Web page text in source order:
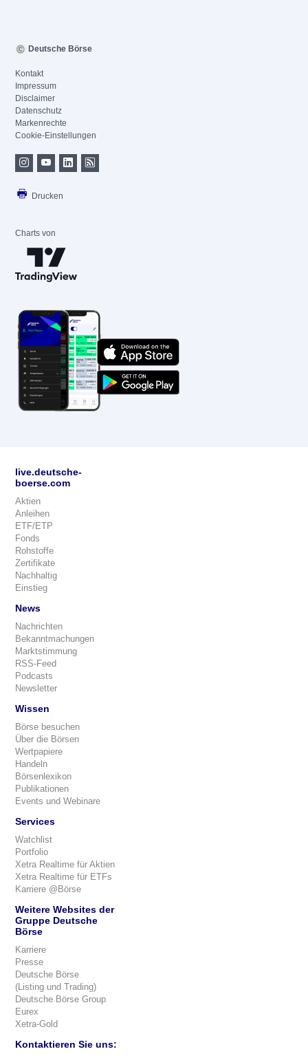
Deutsche Börse
Kontakt
Impressum
Disclaimer
Datenschutz
Markenrechte
Cookie-Einstellungen
Drucken
Charts von
live.deutsche-
boerse.com
Aktien
Anleihen
ETF/ETP
Fonds
Rohstoffe
Zertifikate
Nachhaltig
Einstieg
News
Nachrichten
Bekanntmachungen
Marktstimmung
RSS-Feed
Podcasts
Newsletter
Wissen
Börse besuchen
Über die Börsen
Wertpapiere
Handeln
Börsenlexikon
Publikationen
Events und Webinare
Services
Watchlist
Portfolio
Xetra Realtime für Aktien
Xetra Realtime für ETFs
Karriere @Börse
Weitere Websites der
Gruppe Deutsche
Börse
Karriere
Presse
Deutsche Börse
(Listing und Trading)
Deutsche Börse Group
Eurex
Xetra-Gold
Kontaktieren Sie uns: